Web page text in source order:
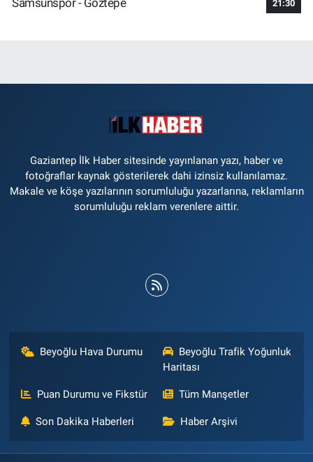
Samsunspor - Göztepe
21:30
Gaziantep İlk Haber sitesinde yayınlanan yazı, haber ve
fotoğraflar kaynak gösterilerek dahi izinsiz kullanılamaz.
Makale ve köşe yazılarının sorumluluğu yazarlarına, reklamların
sorumluluğu reklam verenlere aittir.
Beyoğlu Hava Durumu
Beyoğlu Trafik Yoğunluk
Haritası
Puan Durumu ve Fikstür Tüm Manşetler
Son Dakika Haberleri Haber Arşivi